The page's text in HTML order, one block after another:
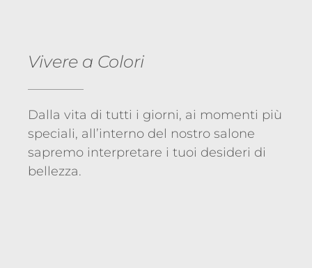
Vivere a Colori
Dalla vita di tutti i giorni, ai momenti più
speciali, all’interno del nostro salone
sapremo interpretare i tuoi desideri di
bellezza.